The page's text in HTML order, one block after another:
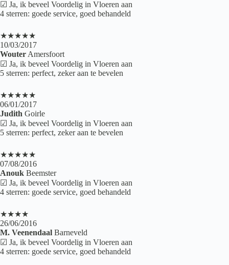
☑ Ja, ik beveel Voordelig in Vloeren aan
4 sterren: goede service, goed behandeld
★★★★★
10/03/2017
Wouter Amersfoort
☑ Ja, ik beveel Voordelig in Vloeren aan
5 sterren: perfect, zeker aan te bevelen
★★★★★
06/01/2017
Judith Goirle
☑ Ja, ik beveel Voordelig in Vloeren aan
5 sterren: perfect, zeker aan te bevelen
★★★★★
07/08/2016
Anouk Beemster
☑ Ja, ik beveel Voordelig in Vloeren aan
4 sterren: goede service, goed behandeld
★★★★
26/06/2016
M. Veenendaal Barneveld
☑ Ja, ik beveel Voordelig in Vloeren aan
4 sterren: goede service, goed behandeld